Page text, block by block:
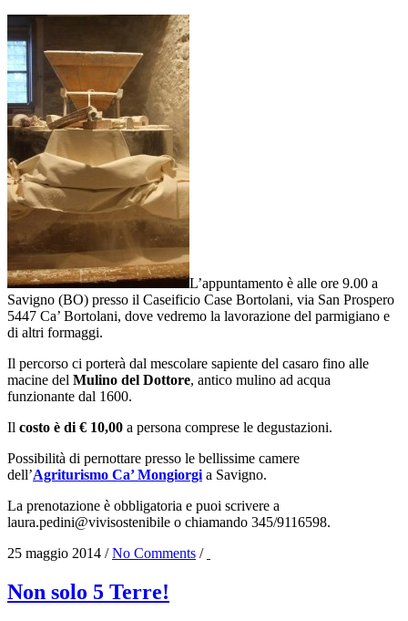
L’appuntamento è alle ore 9.00 a
Savigno (BO) presso il Caseificio Case Bortolani, via San Prospero
5447 Ca’ Bortolani, dove vedremo la lavorazione del parmigiano e
di altri formaggi.
Il percorso ci porterà dal mescolare sapiente del casaro fino alle
macine del Mulino del Dottore, antico mulino ad acqua
funzionante dal 1600.
Il costo è di € 10,00 a persona comprese le degustazioni.
Possibilità di pernottare presso le bellissime camere
dell’Agriturismo Ca’ Mongiorgi a Savigno.
La prenotazione è obbligatoria e puoi scrivere a
laura.pedini@vivisostenibile o chiamando 345/9116598.
25 maggio 2014 / No Comments /
Non solo 5 Terre!